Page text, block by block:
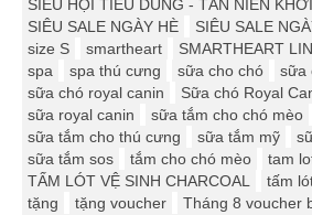
SIÊU HỘI TIÊU DÙNG - TÂN NIÊN
SIÊU SALE NGÀY HÈ
SIÊU SALE
size S
smartheart
SMARTHEART
spa
spa thú cưng sữa cho chó
sữa
sữa chó royal canin
Sữa chó Royal
sữa royal canin
sữa tắm cho chó mèo
sữa tắm cho thú cưng
sữa tắm mỹ
sữa tắm sos
tắm cho chó mèo tam
TẤM LÓT VỆ SINH CHARCOAL
tấm
tặng
tặng voucher
Tháng 8 voucher